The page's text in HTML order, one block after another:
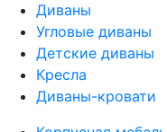
Диваны
Угловые диваны
Детские диваны
Кресла
Диваны-кровати